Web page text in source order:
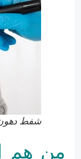
شفط دهون
من هم